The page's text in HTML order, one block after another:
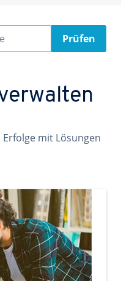
Prüfen
mit Lösungen